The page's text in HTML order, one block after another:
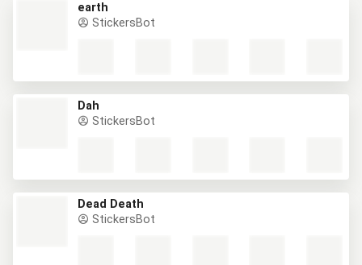
earth
StickersBot
Dah
StickersBot
Dead Death
StickersBot